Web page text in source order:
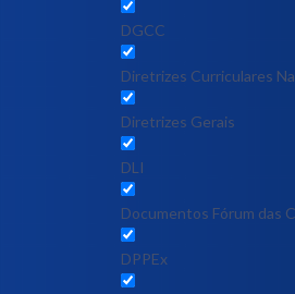
DGCC
Diretrizes Curriculares
Diretrizes Gerais
DLI
Documentos Fórum das
DPPEx